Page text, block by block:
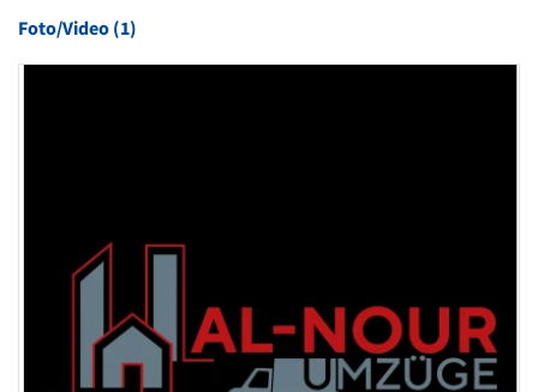
Foto/Video (1)